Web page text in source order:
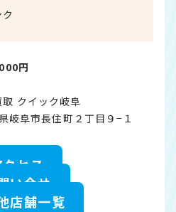
円
クイック岐阜
岐阜市長住町２丁目９−１
クセス
い合せ
店舗一覧